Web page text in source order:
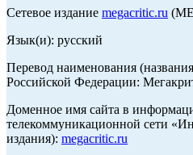
Сетевое издание megacritic.ru
Язык(и): русский
Перевод наименования
Российской Федерации:
Доменное имя сайта в
телекоммуникационной сети
издания): megacritic.ru